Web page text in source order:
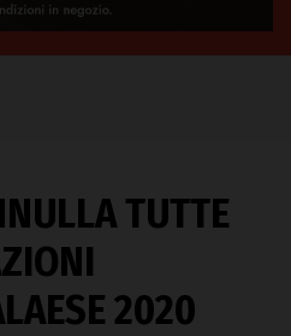
TUTTE
2020